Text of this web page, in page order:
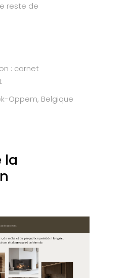
reste de
: carnet
Oppem, Belgique
la